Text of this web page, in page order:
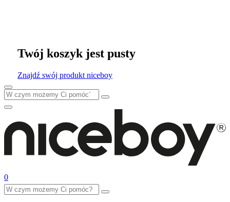
Twój koszyk jest pusty
Znajdź swój produkt niceboy
0